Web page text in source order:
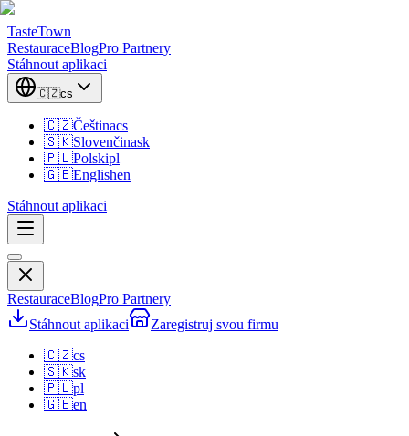
TasteTown
RestauraceBlogPro Partnery
Stáhnout aplikaci
🇨🇿cs
🇨🇿Češtinacs
🇸🇰Slovenčinask
🇵🇱Polskipl
🇬🇧Englishen
Stáhnout aplikaci
RestauraceBlogPro Partnery
Stáhnout aplikaci
Zaregistruj svou firmu
🇨🇿cs
🇸🇰sk
🇵🇱pl
🇬🇧en